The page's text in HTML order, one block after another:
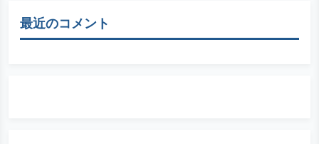
最近のコメント